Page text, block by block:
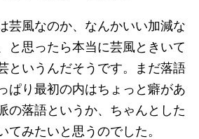
芸風なのか、なんかいい加減な
と思ったら本当に芸風ときいて
というんだそうです。まだ落語
ぱり最初の内はちょっと癖があ
の落語というか、ちゃんとした
てみたいと思うのでした。